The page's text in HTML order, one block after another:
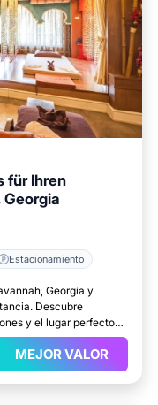
für Ihren
Estacionamiento
Georgia y
Descubre
y el lugar perfecto
MEJOR VALOR